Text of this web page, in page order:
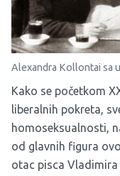
Alexandra Kollontai sa
Kako se početkom
liberalnih pokreta,
homoseksualnosti,
od glavnih figura
otac pisca